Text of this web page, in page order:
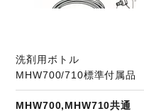
洗剤用ボトル
MHW700/710標準付属品
MHW700,MHW710共通